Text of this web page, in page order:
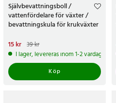
Självbevattningsboll /
vattenfördelare för växter /
bevattningskula för krukväxter
Nuvarande pris
pris:39 kr
15 kr 39 kr
I lager, levereras inom 1-2 vardagar
Köp